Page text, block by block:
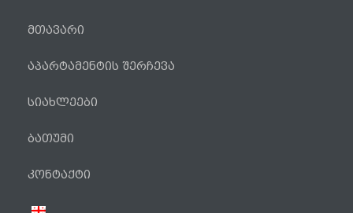
მთავარი
აპარტამენტის შერჩევა
სიახლეები
ბათუმი
კონტაქტი